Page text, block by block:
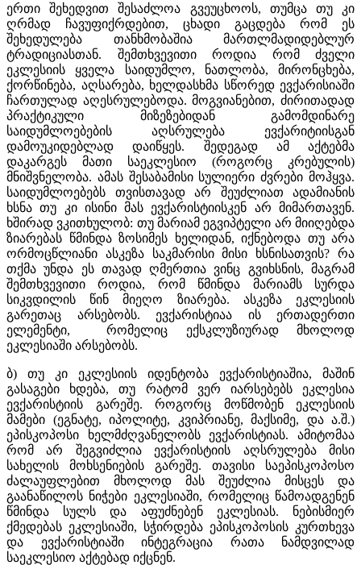
ერთი შეხედვით შესაძლოა გვეუცხოოს, თუმცა თუ კი
ღრმად ჩავუფიქრდებით, ცხადი გაცდება რომ ეს
შეხედულება თანხმობაშია მართლმადიდებლურ
ტრადიციასთან. შემთხვევითი როდია რომ ძველი
ეკლესიის ყველა საიდუმლო, ნათლობა, მირონცხება,
ქორწინება, აღსარება, ხელდასხმა სწორედ ევქარისიაში
ჩართულად აღესრულებოდა. მოგვიანებით, ძირითადად
პრაქტიკული მიზეზებიდან გამომდინარე
საიდუმლოებების აღსრულება ევქარიტიისგან
დამოუკიდებლად დაიწყეს. შედეგად ამ აქტებმა
დაკარგეს მათი საეკლესიო (როგორც კრებულის)
მნიშვნელობა. ამას შესაბამისი სულიერი ძვრები მოჰყვა.
საიდუმლოებებს თვისთავად არ შეუძლიათ ადამიანის
ხსნა თუ კი ისინი მას ევქარისტიისკენ არ მიმართავენ.
ხშირად ვკითხულობ: თუ მარიამ ეგვიპტელი არ მიიღებდა
ზიარებას წმინდა ზოსიმეს ხელიდან, იქნებოდა თუ არა
ორმოცწლიანი ასკეზა საკმარისი მისი ხსნისათვის? რა
თქმა უნდა ეს თავად ღმერთია ვინც გვიხსნის, მაგრამ
შემთხვევითი როდია, რომ წმინდა მარიამს სურდა
სიკვდილის წინ მიეღო ზიარება. ასკეზა ეკლესიის
გარეთაც არსებობს. ევქარისტიაა ის ერთადერთი
ელემენტი, რომელიც ექსკლუზიურად მხოლოდ
ეკლესიაში არსებობს.
ბ) თუ კი ეკლესიის იდენტობა ევქარისტიაშია, მაშინ
გასაგები ხდება, თუ რატომ ვერ იარსებებს ეკლესია
ევქარისტიის გარეშე. როგორც მოწმობენ ეკლესიის
მამები (ეგნატე, იპოლიტე, კვიპრიანე, მაქსიმე, და ა.შ.)
ეპისკოპოსი ხელმძღვანელობს ევქარისტიას. ამიტომაა
რომ არ შეგვიძლია ევქარისტიის აღსრულება მისი
სახელის მოხსენიების გარეშე. თავისი საეპისკოპოსო
ძალაუფლებით მხოლოდ მას შეუძლია მისცეს და
გაანაწილოს ნიჭები ეკლესიაში, რომელიც წამოადგენენ
წმინდა სულს და აფუძნებენ ეკლესიას. ნებისმიერ
ქმედებას ეკლესიაში, სჭირდება ეპისკოპოსის კურთხევა
და ევქარისტიაში ინტეგრაცია რათა ნამდვილად
საეკლესიო აქტებად იქცნენ.